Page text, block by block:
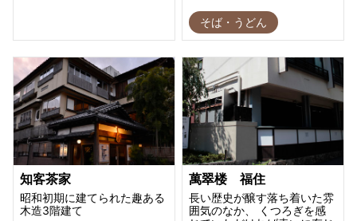
そば・うどん
知客茶家
昭和初期に建てられた趣ある
木造3階建て
萬翠楼 福住
長い歴史が醸す落ち着いた雰
囲気のなか、 くつろぎを感